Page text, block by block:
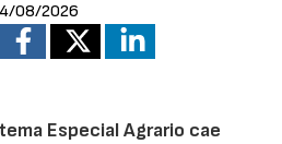
08/2026
Especial Agrario cae